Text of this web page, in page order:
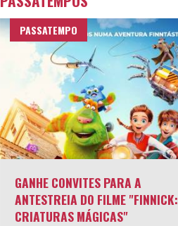
PASSATEMPO
GANHE CONVITES PARA A
ANTESTREIA DO FILME "FINNICK:
CRIATURAS MÁGICAS"